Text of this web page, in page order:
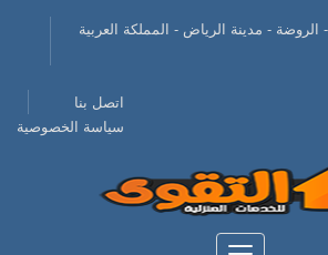
- مدينة الرياض - المملكة العربية
اتصل بنا
سياسة الخصوصية